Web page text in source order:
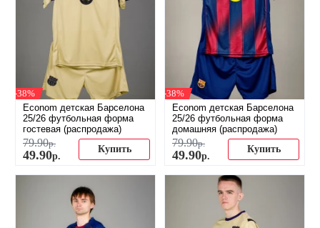
-38%
Econom детская Барселона
25/26 футбольная форма
гостевая (распродажа)
79.90р.
49.90р.
Купить
-38%
Econom детская Барселона
25/26 футбольная форма
домашняя (распродажа)
79.90р.
49.90р.
Купить